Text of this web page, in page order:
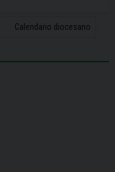
Calendario diocesano